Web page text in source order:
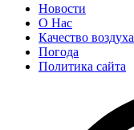
Новости
О Нас
Качество воздуха
Погода
Политика сайта